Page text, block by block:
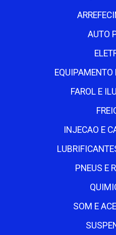
AUTO
FAROL E
INJECAO E
PNEUS E
SOM E